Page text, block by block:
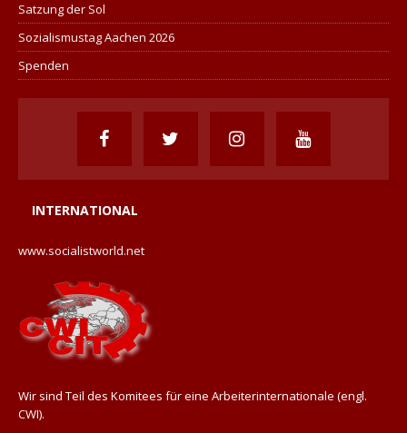
Satzung der Sol
Sozialismustag Aachen 2026
Spenden
INTERNATIONAL
www.socialistworld.net
Wir sind Teil des Komitees für eine Arbeiterinternationale (engl.
CWI).